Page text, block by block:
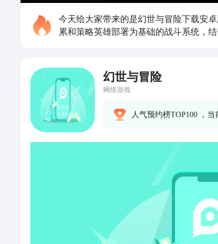
今天给大家带来的是幻世与冒险下载安
累和策略英雄部署为基础的战斗系统，
幻世与冒险
网络游戏
人气预约榜TOP100 ，